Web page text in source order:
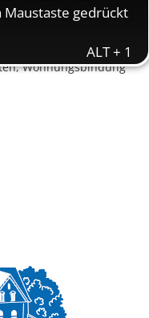
Grundsicherung,
Übernahme Heim- und
Wohnungsbindung